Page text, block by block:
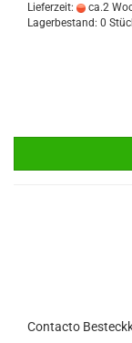
Lieferzeit: ca.2
Lagerbestand: 0
Contacto